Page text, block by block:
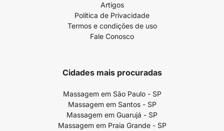
Artigos
Política de Privacidade
Termos e condições de uso
Fale Conosco
Cidades mais procuradas
Massagem em São Paulo - SP
Massagem em Santos - SP
Massagem em Guarujá - SP
Massagem em Praia Grande - SP